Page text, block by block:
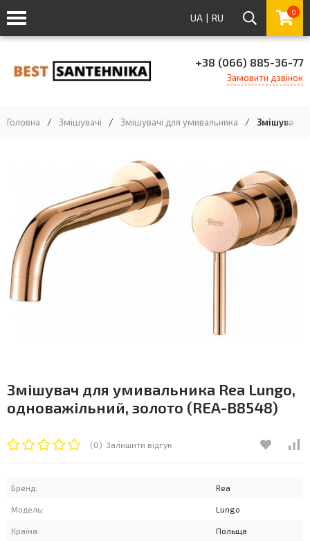
UA | RU 0
+38 (066) 885-36-77
Замовити дзвінок
Головна / Змішувачі / Змішувачі для умивальника / Змішувач
Змішувач для умивальника Rea Lungo,
одноважільний, золото (REA-B8548)
(0) Залишити відгук
Бренд: Rea
Модель: Lungo
Країна: Польща